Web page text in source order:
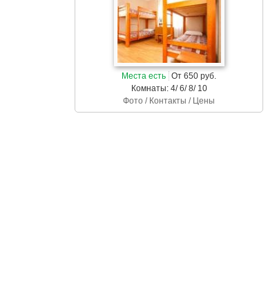
Места есть От 650 руб.
Комнаты: 4/ 6/ 8/ 10
Фото / Контакты / Цены